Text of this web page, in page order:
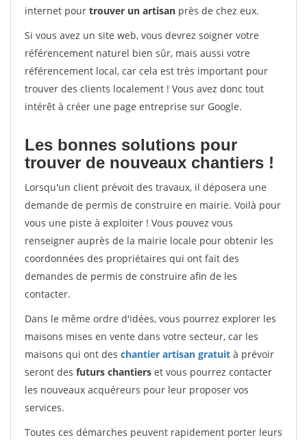
internet pour trouver un artisan près de chez eux.
Si vous avez un site web, vous devrez soigner votre
référencement naturel bien sûr, mais aussi votre
référencement local, car cela est très important pour
trouver des clients localement ! Vous avez donc tout
intérêt à créer une page entreprise sur Google.
Les bonnes solutions pour
trouver de nouveaux chantiers !
Lorsqu'un client prévoit des travaux, il déposera une
demande de permis de construire en mairie. Voilà pour
vous une piste à exploiter ! Vous pouvez vous
renseigner auprès de la mairie locale pour obtenir les
coordonnées des propriétaires qui ont fait des
demandes de permis de construire afin de les
contacter.
Dans le même ordre d'idées, vous pourrez explorer les
maisons mises en vente dans votre secteur, car les
maisons qui ont des chantier artisan gratuit à prévoir
seront des futurs chantiers et vous pourrez contacter
les nouveaux acquéreurs pour leur proposer vos
services.
Toutes ces démarches peuvent rapidement porter leurs